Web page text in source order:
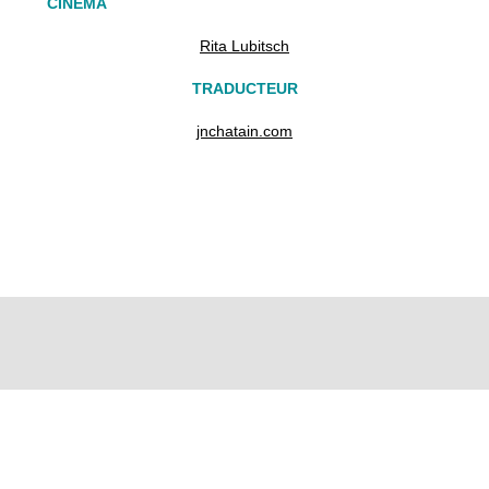
Rita Lubitsch
TRADUCTEUR
jnchatain.com